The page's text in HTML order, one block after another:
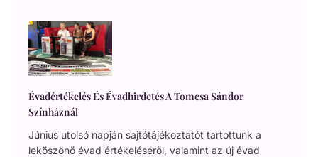
Évadértékelés És Évadhirdetés A Tomcsa Sándor
Színháznál
Június utolsó napján sajtótájékoztatót tartottunk a
leköszönő évad értékeléséről, valamint az új évad